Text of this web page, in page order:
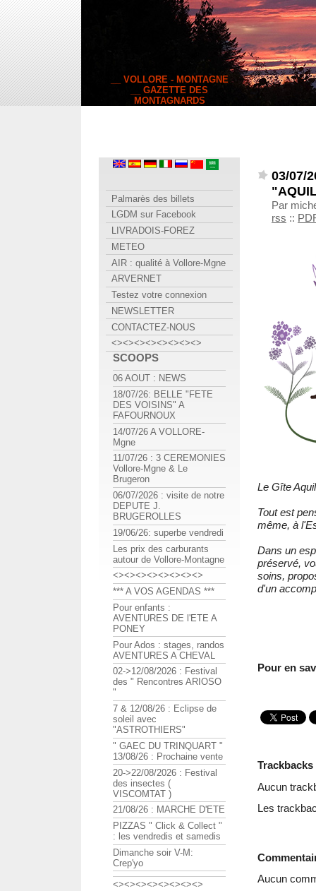
__ VOLLORE - MONTAGNE
__ GAZETTE DES
MONTAGNARDS
03/07/
Par
rss ::
Le Gîte
Tout est
même, à
Dans un
préservé,
soins,
d'un
Pour en
Trackbacks
Aucun
Les
Aucun
Palmarès des billets
LGDM sur Facebook
LIVRADOIS-FOREZ
METEO
AIR : qualité à Vollore-Mgne
ARVERNET
Testez votre connexion
NEWSLETTER
CONTACTEZ-NOUS
<><><><><><><><>
SCOOPS
06 AOUT : NEWS
18/07/26: BELLE "FETE
DES VOISINS" A
FAFOURNOUX
14/07/26 A VOLLORE-
Mgne
11/07/26 : 3 CEREMONIES
Vollore-Mgne & Le
Brugeron
06/07/2026 : visite de notre
DEPUTE J.
BRUGEROLLES
19/06/26: superbe vendredi
Les prix des carburants
autour de Vollore-Montagne
<><><><><><><><>
*** A VOS AGENDAS ***
Pour enfants :
AVENTURES DE l'ETE A
PONEY
Pour Ados : stages, randos
AVENTURES A CHEVAL
02->12/08/2026 : Festival
des " Rencontres ARIOSO
"
7 & 12/08/26 : Eclipse de
soleil avec
"ASTROTHIERS"
" GAEC DU TRINQUART "
13/08/26 : Prochaine vente
20->22/08/2026 : Festival
des insectes (
VISCOMTAT )
21/08/26 : MARCHE D'ETE
PIZZAS " Click & Collect "
: les vendredis et samedis
Dimanche soir V-M:
Crep'yo
<><><><><><><><>